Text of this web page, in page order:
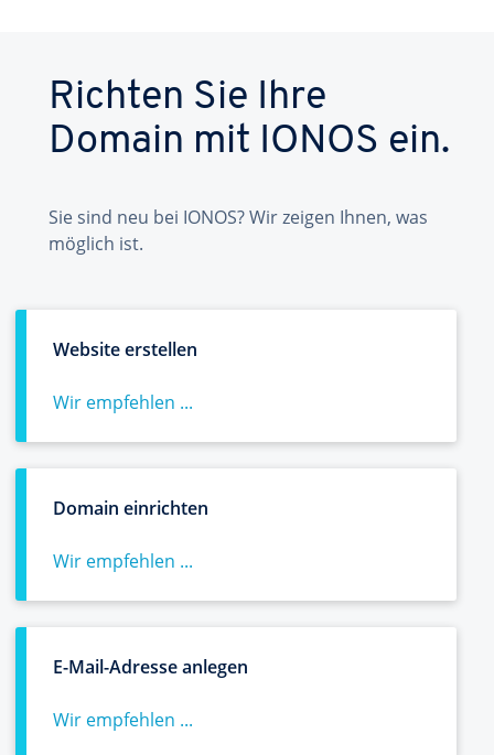
Richten Sie Ihre
Domain mit IONOS ein.
Sie sind neu bei IONOS? Wir zeigen Ihnen, was
möglich ist.
Website erstellen
Wir empfehlen ...
Domain einrichten
Wir empfehlen ...
E-Mail-Adresse anlegen
Wir empfehlen ...